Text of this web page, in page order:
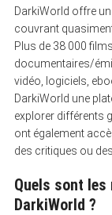
DarkiWorld offre
couvrant
Plus de 38 000
documentaires/
vidéo, logiciels,
DarkiWorld une
explorer différents
ont également
des critiques ou
Quels sont
DarkiWorld ?